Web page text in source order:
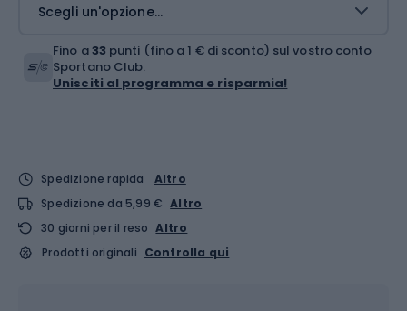
Scegli un'opzione...
Fino a33 punti (fino a 1 € di sconto) sul vostro conto
Sportano Club.
Unisciti al programma e risparmia!
Spedizione rapida
Altro
Spedizione da 5,99 € Altro
30 giorni per il reso Altro
Prodotti originali Controlla qui